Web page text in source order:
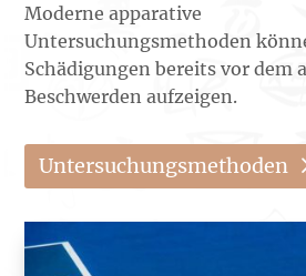
Moderne apparative
Untersuchungsmethoden
Schädigungen bereits vor dem
Beschwerden aufzeigen.
Untersuchungsmethoden